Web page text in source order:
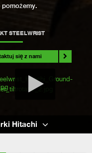
pomożemy.
STEELWRIST
się z nami
Hitachi